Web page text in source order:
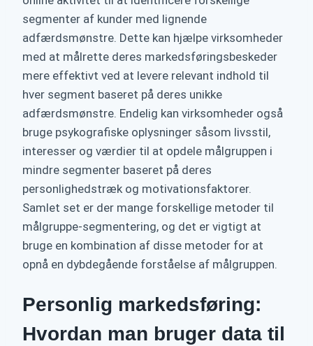
segmenter af kunder med lignende
adfærdsmønstre. Dette kan hjælpe virksomheder
med at målrette deres markedsføringsbeskeder
mere effektivt ved at levere relevant indhold til
hver segment baseret på deres unikke
adfærdsmønstre. Endelig kan virksomheder også
bruge psykografiske oplysninger såsom livsstil,
interesser og værdier til at opdele målgruppen i
mindre segmenter baseret på deres
personlighedstræk og motivationsfaktorer.
Samlet set er der mange forskellige metoder til
målgruppe-segmentering, og det er vigtigt at
bruge en kombination af disse metoder for at
opnå en dybdegående forståelse af målgruppen.
Personlig markedsføring:
Hvordan man bruger data til